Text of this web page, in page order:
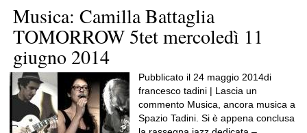
Musica: Camilla Battaglia
TOMORROW 5tet mercoledì 11
giugno 2014
Pubblicato il 24 maggio 2014di
francesco tadini | Lascia un
commento Musica, ancora musica a
Spazio Tadini. Si è appena conclusa